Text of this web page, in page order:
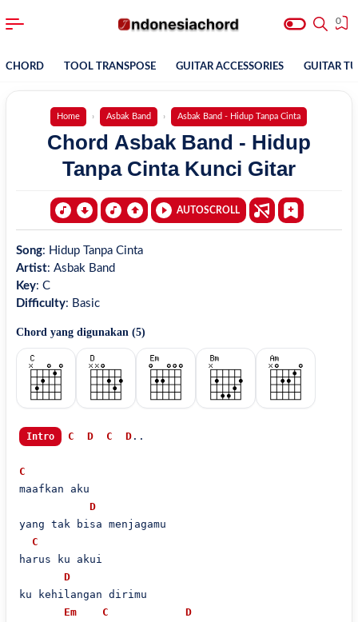
0
CHORD TOOL TRANSPOSE GUITAR ACCESSORIES GUITAR
Home Asbak Band Asbak Band - Hidup Tanpa Cinta
Chord Asbak Band - Hidup
Tanpa Cinta Kunci Gitar
AUTOSCROLL
Song: Hidup Tanpa Cinta
Artist: Asbak Band
Key: C
Difficulty: Basic
Chord yang digunakan (5)
Intro C D C D..
C
maafkan aku
D
yang tak bisa menjagamu
C
harus ku akui
D
ku kehilangan dirimu
Em
C
D